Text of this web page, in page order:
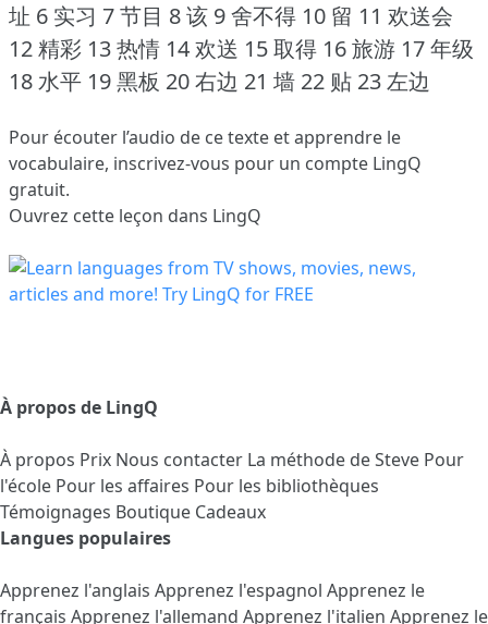
址 6 实习 7 节目 8 该 9 舍不得 10 留 11 欢送会
12 精彩 13 热情 14 欢送 15 取得 16 旅游 17 年级
18 水平 19 黑板 20 右边 21 墙 22 贴 23 左边
Pour écouter l’audio de ce texte et apprendre le
vocabulaire, inscrivez-vous pour un compte LingQ
gratuit.
Ouvrez cette leçon dans LingQ
À propos de LingQ
À propos Prix Nous contacter La méthode de Steve Pour
l'école Pour les affaires Pour les bibliothèques
Témoignages Boutique Cadeaux
Langues populaires
Apprenez l'anglais Apprenez l'espagnol Apprenez le
français Apprenez l'allemand Apprenez l'italien Apprenez le